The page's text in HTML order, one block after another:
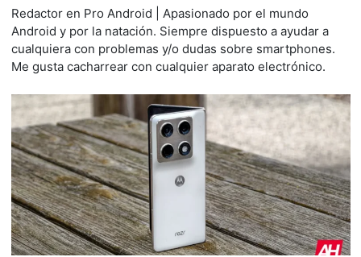
Redactor en Pro Android | Apasionado por el mundo
Android y por la natación. Siempre dispuesto a ayudar a
cualquiera con problemas y/o dudas sobre smartphones.
Me gusta cacharrear con cualquier aparato electrónico.